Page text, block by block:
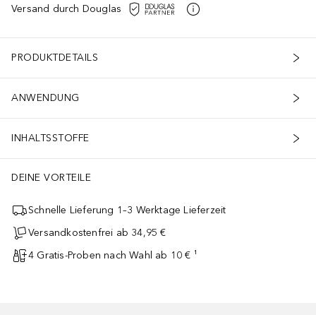
Versand durch Douglas
PRODUKTDETAILS
ANWENDUNG
INHALTSSTOFFE
DEINE VORTEILE
Schnelle Lieferung 1–3 Werktage Lieferzeit
Versandkostenfrei ab 34,95 €
4 Gratis-Proben nach Wahl ab 10 € ¹